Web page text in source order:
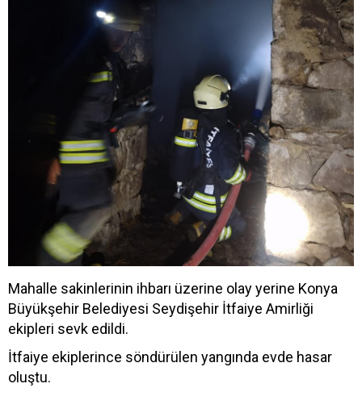
Mahalle sakinlerinin ihbarı üzerine olay yerine Konya
Büyükşehir Belediyesi Seydişehir İtfaiye Amirliği
ekipleri sevk edildi.
İtfaiye ekiplerince söndürülen yangında evde hasar
oluştu.​​​​​​​